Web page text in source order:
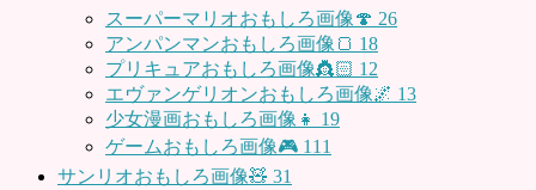
スーパーマリオおもしろ画像🍄 26
アンパンマンおもしろ画像🍞 18
プリキュアおもしろ画像👸🏻 12
エヴァンゲリオンおもしろ画像🌌 13
少女漫画おもしろ画像👧 19
ゲームおもしろ画像🎮 111
サンリオおもしろ画像🧸 31